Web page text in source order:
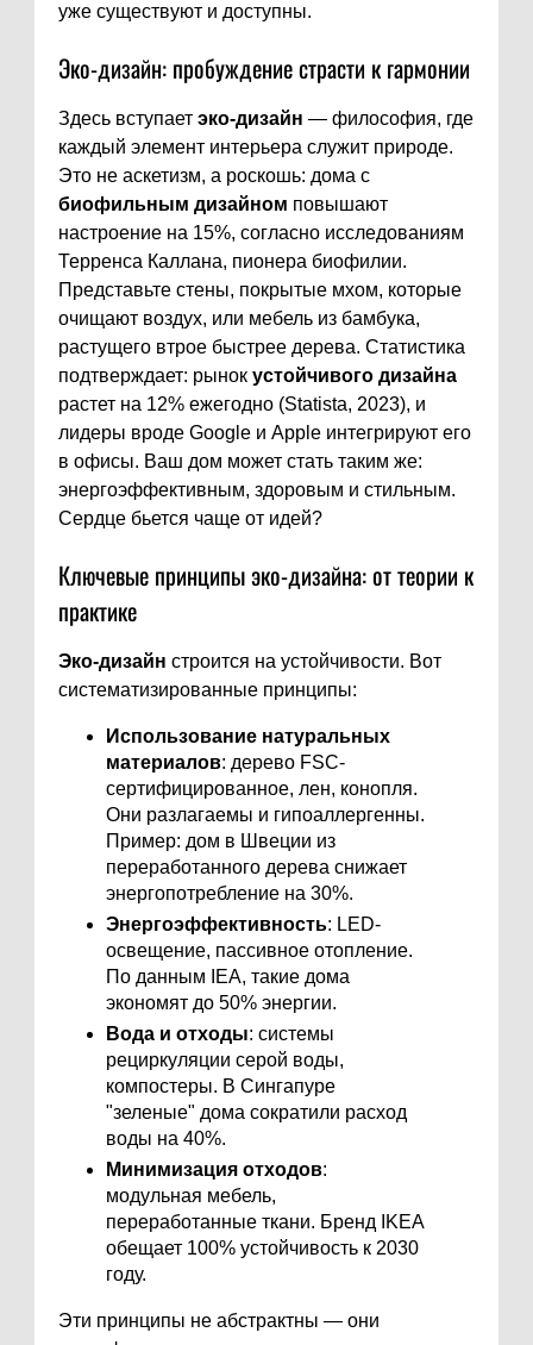
уже существуют и доступны.
Эко-дизайн: пробуждение страсти к гармонии
Здесь вступает эко-дизайн — философия, где
каждый элемент интерьера служит природе.
Это не аскетизм, а роскошь: дома с
биофильным дизайном повышают
настроение на 15%, согласно исследованиям
Терренса Каллана, пионера биофилии.
Представьте стены, покрытые мхом, которые
очищают воздух, или мебель из бамбука,
растущего втрое быстрее дерева. Статистика
подтверждает: рынок устойчивого дизайна
растет на 12% ежегодно (Statista, 2023), и
лидеры вроде Google и Apple интегрируют его
в офисы. Ваш дом может стать таким же:
энергоэффективным, здоровым и стильным.
Сердце бьется чаще от идей?
Ключевые принципы эко-дизайна: от теории к
практике
Эко-дизайн строится на устойчивости. Вот
систематизированные принципы:
Использование натуральных
материалов: дерево FSC-
сертифицированное, лен, конопля.
Они разлагаемы и гипоаллергенны.
Пример: дом в Швеции из
переработанного дерева снижает
энергопотребление на 30%.
Энергоэффективность: LED-
освещение, пассивное отопление.
По данным IEA, такие дома
экономят до 50% энергии.
Вода и отходы: системы
рециркуляции серой воды,
компостеры. В Сингапуре
"зеленые" дома сократили расход
воды на 40%.
Минимизация отходов:
модульная мебель,
переработанные ткани. Бренд IKEA
обещает 100% устойчивость к 2030
году.
Эти принципы не абстрактны — они